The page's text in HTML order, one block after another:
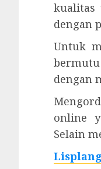
kualitas
dengan
Untuk
bermutu
dengan
online
Selain